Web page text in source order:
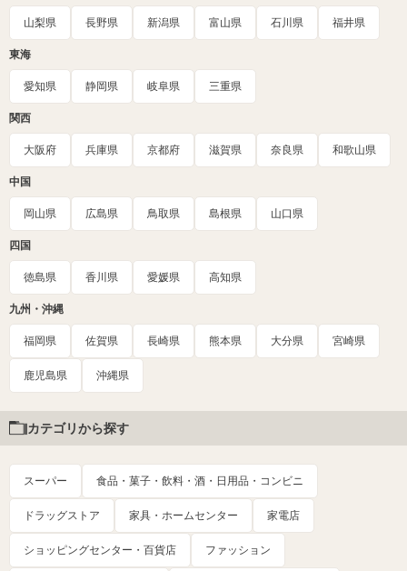
山梨県 長野県 新潟県 富山県 石川県 福井県
東海
愛知県 静岡県 岐阜県 三重県
関西
大阪府 兵庫県 京都府 滋賀県 奈良県 和歌山県
中国
岡山県 広島県 鳥取県 島根県 山口県
四国
徳島県 香川県 愛媛県 高知県
九州・沖縄
福岡県 佐賀県 長崎県 熊本県 大分県 宮崎県
鹿児島県 沖縄県
カテゴリから探す
スーパー 食品・菓子・飲料・酒・日用品・コンビニ
ドラッグストア 家具・ホームセンター 家電店
ショッピングセンター・百貨店 ファッション